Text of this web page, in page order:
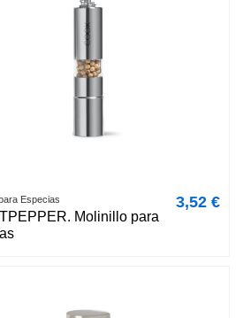
Especias
Molinillo para
3,52 €